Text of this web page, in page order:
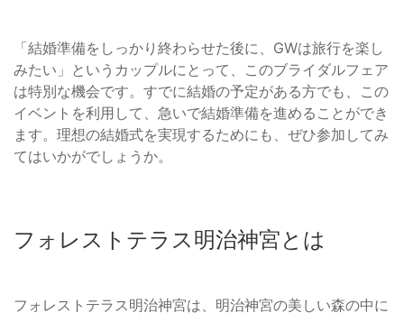
「結婚準備をしっかり終わらせた後に、GWは旅行を楽し
みたい」というカップルにとって、このブライダルフェア
は特別な機会です。すでに結婚の予定がある方でも、この
イベントを利用して、急いで結婚準備を進めることができ
ます。理想の結婚式を実現するためにも、ぜひ参加してみ
てはいかがでしょうか。
フォレストテラス明治神宮とは
フォレストテラス明治神宮は、明治神宮の美しい森の中に